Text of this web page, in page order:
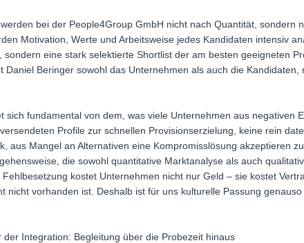
bei der People4Group GmbH nicht nach Quantität, sondern
Motivation, Werte und Arbeitsweise jedes Kandidaten intensiv
sondern eine stark selektierte Shortlist der am besten geeigneten
Daniel Beringer sowohl das Unternehmen als auch die
sich fundamental von dem, was viele Unternehmen aus negativen
Profile zur schnellen Provisionserzielung, keine rein
aus Mangel an Alternativen eine Kompromisslösung akzeptieren
die sowohl quantitative Marktanalyse als auch
Fehlbesetzung kostet Unternehmen nicht nur Geld – sie kostet
nicht vorhanden ist. Deshalb ist für uns kulturelle Passung
der Integration: Begleitung über die Probezeit hinaus